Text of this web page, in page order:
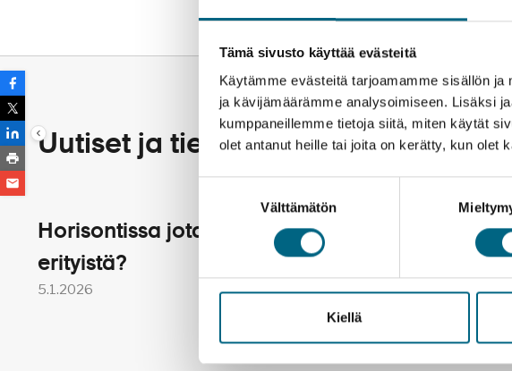
Tämä sivusto käyttää evästeitä
Käytämme evästeitä tarjoamamme sisällön
ja kävijämäärämme analysoimiseen. Lisäksi
kumppaneillemme tietoja siitä, miten käytät
olet antanut heille tai joita on kerätty, kun olet
Välttämätön
Kiellä
Ikkunallinen hytti 1. kansi
Uutiset ja tiedotteet
Horisontissa jotakin
erityistä?
5.1.2026
Matka on elämys
kaikille aisteille
18.4.2025